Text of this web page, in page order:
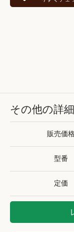
その他の詳
販売価
型番
定価